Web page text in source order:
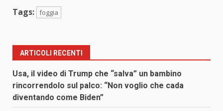
Tags: foggia
ARTICOLI RECENTI
Usa, il video di Trump che “salva” un bambino
rincorrendolo sul palco: “Non voglio che cada
diventando come Biden”